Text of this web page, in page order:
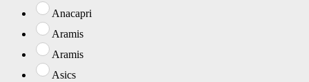
Anacapri
Aramis
Aramis
Asics